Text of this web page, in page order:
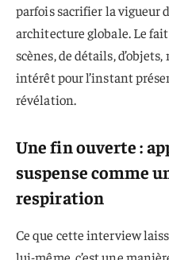
parfois sacrifier la vigueur
architecture globale. Le
scènes, de détails,
intérêt pour l’instant
révélation.
Une fin ouverte :
suspense comme
respiration
Ce que cette interview
lui-même, c’est une